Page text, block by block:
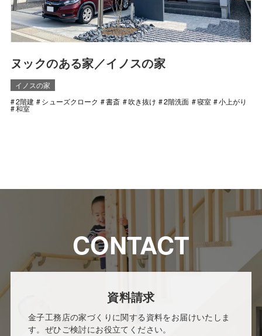
ヌックのある家／イノスの家
イノスの家
2階建
シューズクローク 書斎 吹き抜け 2階洗面 寝室 小上がり
和室
CONTACT
資料請求
金子工務店の家づくりに関する資料をお届けいたしま
す。ぜひご検討にお役立てください。